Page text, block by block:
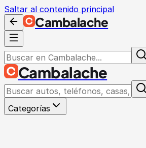
Saltar al contenido principal
Cambalache
Cambalache
Categorías